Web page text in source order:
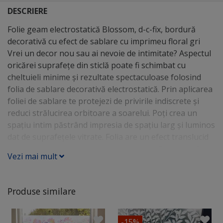
DESCRIERE
Folie geam electrostatică Blossom, d-c-fix, bordură
decorativă cu efect de sablare cu imprimeu floral gri
Vrei un decor nou sau ai nevoie de intimitate? Aspectul
oricărei suprafeţe din sticlă poate fi schimbat cu
cheltuieli minime şi rezultate spectaculoase folosind
folia de sablare decorativă electrostatică. Prin aplicarea
foliei de sablare te protejezi de privirile indiscrete şi
reduci strălucirea orbitoare a soarelui. Poţi crea un
spaţiu intim păstrând impresia de spaţiu larg şi luminos
de sablare pentru a conferi stil şi personalitate
sablată, folia de sablare are o durată la fel de lungă de
viaţă, însă poate fi schimbată mai uşor şi este mai uşor
de întreţinut. Folia de sablare decorativă este ideală
Vezi mai mult
Produse similare